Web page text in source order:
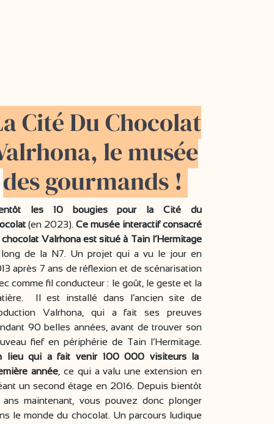
Cité Du Chocolat
le musée
des gourmands !
les 10 bougies pour la Cité du
(en 2023). Ce musée interactif consacré
chocolat Valrhona est situé à Tain l’Hermitage
de la N7. Un projet qui a vu le jour en
après 7 ans de réflexion et de scénarisation
comme fil conducteur : le goût, le geste et la
Il est installé dans l’ancien site de
Valrhona, qui a fait ses preuves
90 belles années, avant de trouver son
fief en périphérie de Tain l’Hermitage.
lieu qui a fait venir 100 000 visiteurs la
année, ce qui a valu une extension en
un second étage en 2016. Depuis bientôt
ans maintenant, vous pouvez donc plonger
le monde du chocolat. Un parcours ludique